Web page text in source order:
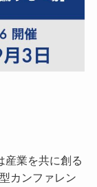
産業を共に創る
カンファレン